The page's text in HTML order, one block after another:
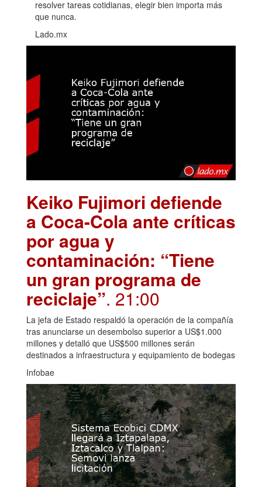
resolver tareas cotidianas, elegir bien importa más
que nunca.
Lado.mx
Keiko Fujimori defiende
a Coca-Cola ante críticas
por agua y
contaminación: “Tiene
un gran programa de
reciclaje”. 21:00
La jefa de Estado respaldó la operación de la compañía
tras anunciarse un desembolso superior a US$1.000
millones y detalló que US$500 millones serán
destinados a infraestructura y equipamiento de bodegas
Infobae